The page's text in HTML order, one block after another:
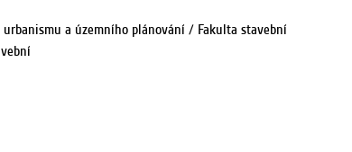
a územního plánování / Fakulta stavební